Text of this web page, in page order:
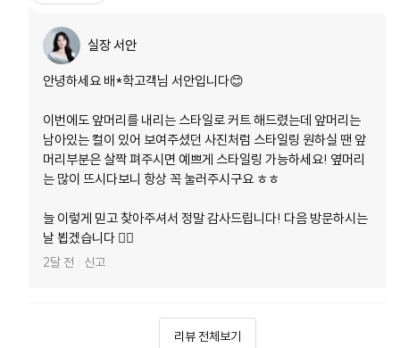
실장 서안
안녕하세요 배*학고객님 서안입니다😊
이번에도 앞머리를 내리는 스타일로 커트 해드렸는데 앞머리는
남아있는 컬이 있어 보여주셨던 사진처럼 스타일링 원하실 땐 앞
머리부분은 살짝 펴주시면 예쁘게 스타일링 가능하세요! 옆머리
는 많이 뜨시다보니 항상 꼭 눌러주시구요 ㅎㅎ
늘 이렇게 믿고 찾아주셔서 정말 감사드립니다! 다음 방문하시는
날 뵙겠습니다 🙂‍↕️
2달 전 신고
리뷰 전체보기